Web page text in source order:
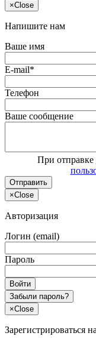
×Close
Напишите нам
Ваше имя
E-mail*
Телефон
Ваше сообщение
При
Отправить
×Close
Авторизация
Логин (email)
Пароль
Войти
Забыли пароль?
×Close
Зарегистрироваться